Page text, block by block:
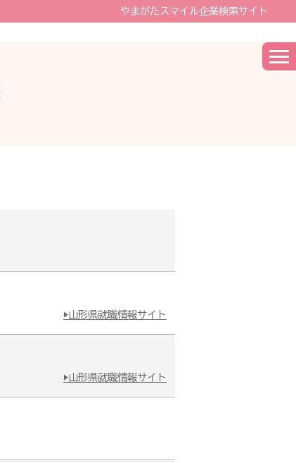
やまがたスマイル企業検索サイト
▶山形県就職情報サイト
▶山形県就職情報サイト